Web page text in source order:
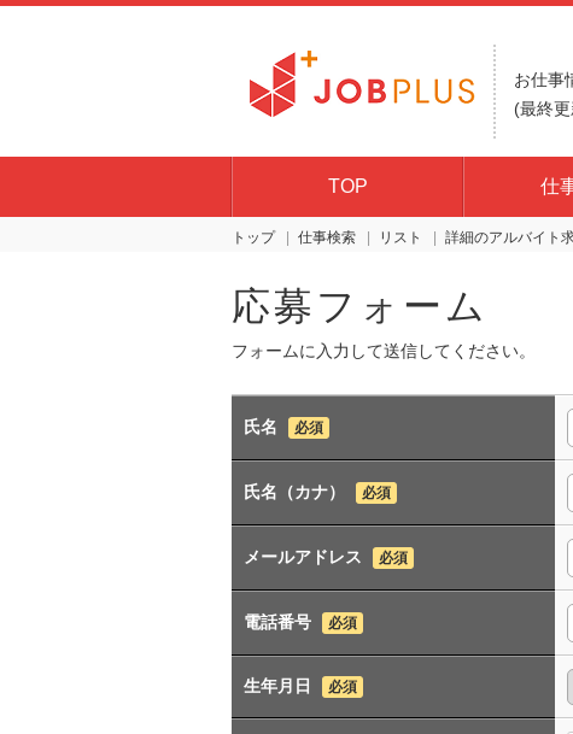
お仕事
(最終
TOP 仕
トップ 仕事検索 リスト 詳細
応募フォーム
フォームに入力して送信してください。
氏名 必須
氏名（カナ） 必須
メールアドレス 必須
電話番号 必須
生年月日 必須